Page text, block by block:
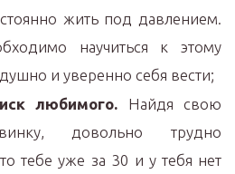
жить под давлением.
научиться к этому
и уверенно себя вести;
любимого. Найдя свою
довольно трудно
тебе уже за 30 и у тебя нет